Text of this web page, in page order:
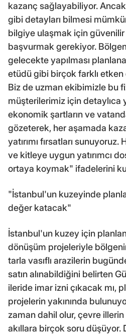
kazanç sağlayabiliyor. Ancak,
gibi detayları bilmesi
bilgiye ulaşmak için
başvurmak gerekiyor.
gelecekte yapılması
etüdü gibi birçok farklı etken
Biz de uzman ekibimizle bu
müşterilerimiz için detaylıca
ekonomik şartların ve
gözeterek, her aşamada
yatırımı fırsatları
ve kitleye uygun yatırımcı
ortaya koymak" ifadelerini
"İstanbul'un kuzeyinde
değer katacak"
İstanbul'un kuzey için
dönüşüm projeleriyle
tarla vasıflı arazilerin
satın alınabildiğini belirten
ileride imar izni çıkacak mı,
projelerin yakınında
zaman dahil olur, çevre illerin
akıllara birçok soru